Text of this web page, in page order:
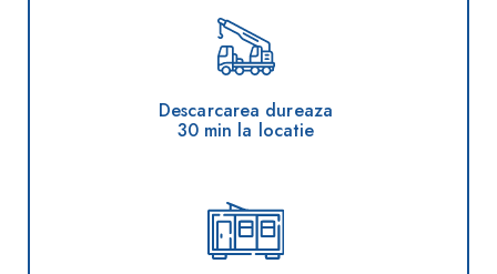
Descarcarea dureaza
30 min la locatie